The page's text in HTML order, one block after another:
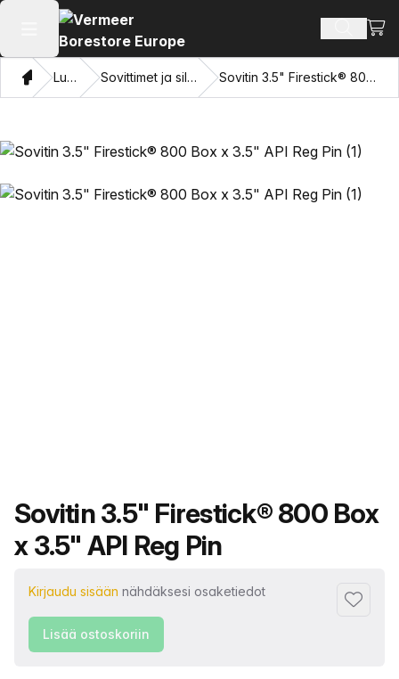
Avaa päävalikko Hae
Koti Luettelo Sovittimet ja silmien vetäminen Sovitin 3.5" Firestick® 800 Box x 3.5" API Reg Pin
Tuotteen nimi
Sovitin 3.5" Firestick® 800 Box
x 3.5" API Reg Pin
Kirjaudu sisään nähdäksesi osaketiedot
Lisää
Lisää ostoskoriin